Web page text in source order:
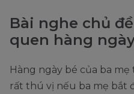
Bài nghe chủ
quen hàng
Hàng ngày bé của ba
rất thú vị nếu ba mẹ bắt